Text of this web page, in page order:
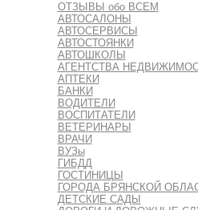
ОТЗЫВЫ обо ВСЕМ
АВТОСАЛОНЫ
АВТОСЕРВИСЫ
АВТОСТОЯНКИ
АВТОШКОЛЫ
АГЕНТСТВА
АПТЕКИ
БАНКИ
ВОДИТЕЛИ
ВОСПИТАТЕЛИ
ВЕТЕРИНАРЫ
ВРАЧИ
ВУЗы
ГИБДД
ГОСТИНИЦЫ
ГОРОДА БРЯНСКОЙ
ДЕТСКИЕ САДЫ